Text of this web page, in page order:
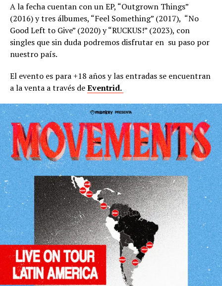
A la fecha cuentan con un EP, “Outgrown Things”
(2016) y tres álbumes, “Feel Something” (2017), “No
Good Left to Give” (2020) y “RUCKUS!” (2023), con
singles que sin duda podremos disfrutar en su paso por
nuestro país.
El evento es para +18 años y las entradas se encuentran
a la venta a través deEventrid.